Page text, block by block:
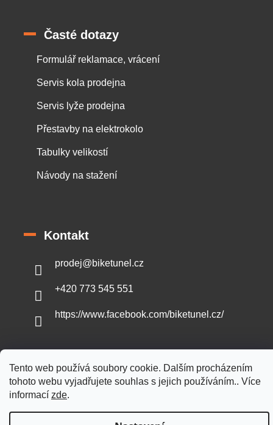
Tento web používá soubory cookie. Dalším procházením
tohoto webu vyjadřujete souhlas s jejich používáním.. Více
informací zde.
Časté dotazy
Formulář reklamace, vrácení
Servis kola prodejna
Servis lyže prodejna
Přestavby na elektrokolo
Tabulky velikostí
Návody na stažení
Kontakt
prodej@biketunel.cz
+420 773 545 551
https://www.facebook.com/biketunel.cz/
Vytvořil Shoptet
Copyright 2026BikeTunel.cz. Všechna práva vyhrazena.